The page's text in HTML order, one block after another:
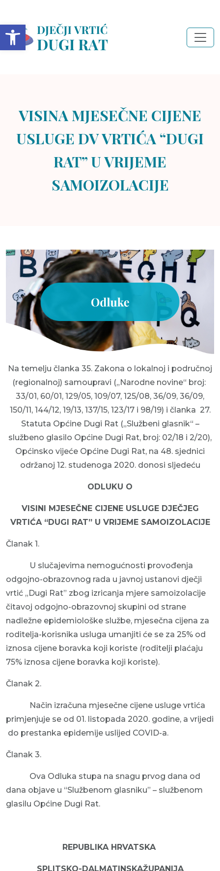
Open toolbar
VISINA MJESEČNE CIJENE
USLUGE DV VRTIĆA “DUGI
RAT” U VRIJEME
SAMOIZOLACIJE
Na temelju članka 35. Zakona o lokalnoj i područnoj
(regionalnoj) samoupravi („Narodne novine“ broj:
33/01, 60/01, 129/05, 109/07, 125/08, 36/09, 36/09,
150/11, 144/12, 19/13, 137/15, 123/17 i 98/19) i članka 27.
Statuta Općine Dugi Rat („Službeni glasnik“ –
službeno glasilo Općine Dugi Rat, broj: 02/18 i 2/20),
Općinsko vijeće Općine Dugi Rat, na 48. sjednici
održanoj 12. studenoga 2020. donosi sljedeću
ODLUKU O
VISINI MJESEČNE CIJENE USLUGE DJEČJEG
VRTIĆA “DUGI RAT” U VRIJEME SAMOIZOLACIJE
Članak 1.
U slučajevima nemogućnosti provođenja
odgojno-obrazovnog rada u javnoj ustanovi dječji
vrtić „Dugi Rat” zbog izricanja mjere samoizolacije
čitavoj odgojno-obrazovnoj skupini od strane
nadležne epidemiološke službe, mjesečna cijena za
roditelja-korisnika usluga umanjiti će se za 25% od
iznosa cijene boravka koji koriste (roditelji plaćaju
75% iznosa cijene boravka koji koriste).
Članak 2.
Način izračuna mjesečne cijene usluge vrtića
primjenjuje se od 01. listopada 2020. godine, a vrijedi
do prestanka epidemije uslijed COVID-a.
Članak 3.
Ova Odluka stupa na snagu prvog dana od
dana objave u “Službenom glasniku” – službenom
glasilu Općine Dugi Rat.
REPUBLIKA HRVATSKA
SPLITSKO-DALMATINSKAŽUPANIJA